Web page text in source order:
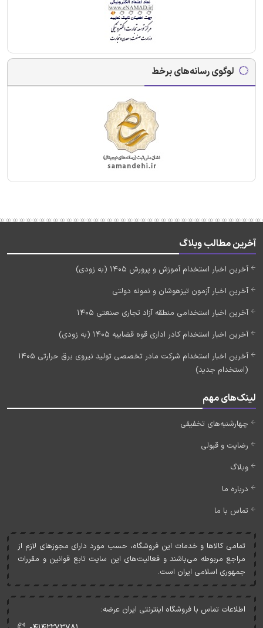
لوگوی رسانه‌های برخط
آخرین مطالب وبلاگ
آخرین اخبار استخدام آموزش و پرورش 1405 (به زودی)
آخرین اخبار آزمون تیزهوشان و نمونه دولتی
آخرین اخبار استخدامی منطقه آزاد تجاری صنعتی 1405
آخرین اخبار استخدام کادر اداری قوه قضاییه 1405 (به زودی)
آخرین اخبار استخدام شرکت مادر تخصصی تولید نیروی برق حرارتی 1405
(استخدام جدید)
لینک‌های مهم
چهارشنبه‌های تخفیفی
رضایت و قبولی
وبلاگ
درباره ما
تماس با ما
تمامی کالاها و خدمات اين فروشگاه، حسب مورد دارای مجوزهای لازم از
مراجع مربوطه می‌باشند و فعاليت‌های اين سايت تابع قوانين و مقررات
جمهوری اسلامی ايران است.
اطلاعات تماس با فروشگاه اینترنتی ایران عرضه: